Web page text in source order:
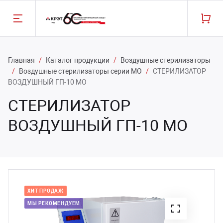
стерилизаторы
медицинских отходов
камеры
и ремонт
к оборудованию
производства
ЗАКАЗАТЬ ЗВОНОК
Главная / Каталог продукции /
Воздушные стерилизаторы
/
Воздушные стерилизаторы серии МО / СТЕРИЛИЗАТОР
ВОЗДУШНЫЙ ГП-10 МО
СТЕРИЛИЗАТОР
ВОЗДУШНЫЙ ГП-10 МО
ХИТ ПРОДАЖ
МЫ РЕКОМЕНДУЕМ